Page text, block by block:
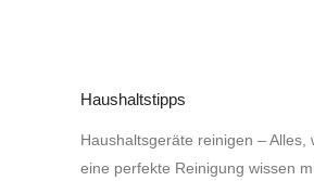
Haushaltstipps
Haushaltsgeräte reinigen – Alles,
eine perfekte Reinigung wissen